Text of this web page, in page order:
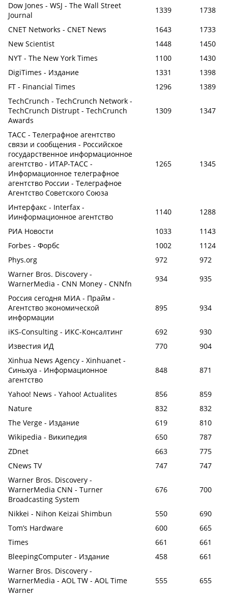
Dow Jones - WSJ - The Wall Street
Journal
1339
1738
CNET Networks - CNET News
1643
1733
New Scientist
1448
1450
NYT - The New York Times
1100
1430
DigiTimes - Издание
1331
1398
FT - Financial Times
1296
1389
TechCrunch - TechCrunch Network -
TechCrunch Distrupt - TechCrunch
Awards
1309 1347
ТАСС - Телеграфное агентство
связи и сообщения - Российское
государственное информационное
агентство - ИТАР-ТАСС -
Информационное телеграфное
агентство России - Телеграфное
Агентство Советского Союза
1265 1345
Интерфакс - Interfax -
Иинформационное агентство
1140
1288
РИА Новости
1033
1143
Forbes - Форбс
1002
1124
Phys.org
972
972
Warner Bros. Discovery -
WarnerMedia - CNN Money - CNNfn
934
935
Россия сегодня МИА - Прайм -
Агентство экономической
информации
895 934
iKS-Consulting - ИКС-Консалтинг 692
930
Известия ИД
770
904
Xinhua News Agency - Xinhuanet -
Синьхуа - Информационное
агентство
848 871
Yahoo! News - Yahoo! Actualites 856
859
Nature
832
832
The Verge - Издание
619
810
Wikipedia - Википедия
650
787
ZDnet
663
775
CNews TV
747
747
Warner Bros. Discovery -
WarnerMedia CNN - Turner
Broadcasting System
676 700
Nikkei - Nihon Keizai Shimbun 550
690
Tom’s Hardware
600
665
Times
661
661
BleepingComputer - Издание
458
661
Warner Bros. Discovery -
WarnerMedia - AOL TW - AOL Time
Warner
555 655